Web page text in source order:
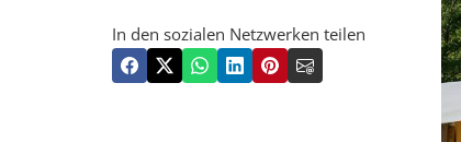
In den sozialen Netzwerken teilen